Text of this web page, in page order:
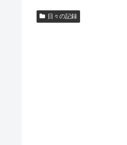
日々の記録